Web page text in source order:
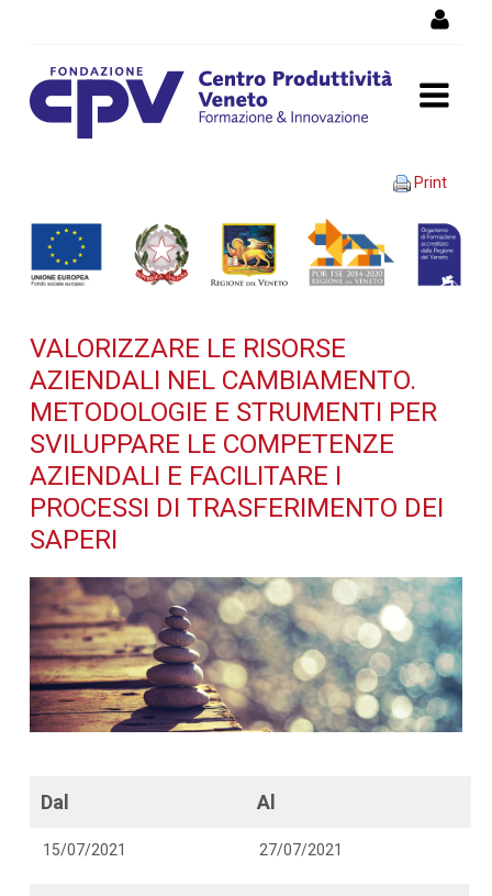
VALORIZZARE LE RISORSE
AZIENDALI NEL
CAMBIAMENTO.
per sviluppare le
competenze aziendali e
facilitare i processi di
trasferimento dei saperi -
Dettaglio corso di
formazione
Print
VALORIZZARE LE RISORSE
AZIENDALI NEL CAMBIAMENTO.
METODOLOGIE E STRUMENTI PER
SVILUPPARE LE COMPETENZE
AZIENDALI E FACILITARE I
PROCESSI DI TRASFERIMENTO DEI
SAPERI
Dal
15/07/2021
Al
27/07/2021